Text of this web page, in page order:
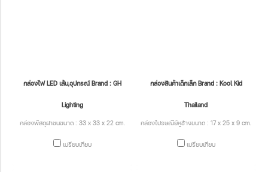
กล่องไฟ LED เส้น,อุปกรณ์ Brand : GH
Lighting
กล่องพัสดุฝาชนขนาด : 33 x 33 x 22 cm.
เปรียบเทียบ
กล่องสินค้าเด็กเล็ก Brand : Kool Kid
Thailand
กล่องไปรษณีย์หูช้างขนาด : 17 x 25 x 9 cm.
เปรียบเทียบ